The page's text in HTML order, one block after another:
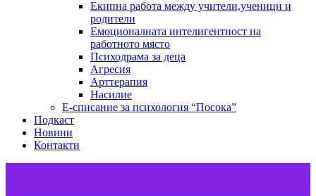
Екипна работа между учители,ученици и
родители
Емоционалната интелигентност на
работното място
Психодрама за деца
Агресия
Арттерапия
Насилие
Е-списание за психология “Посока”
Подкаст
Новини
Контакти